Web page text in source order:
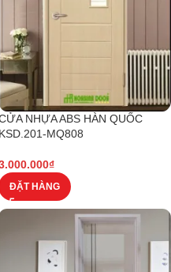
NHỰA ABS HÀN QUỐC
KSD.201-MQ808
₫
ĐẶT HÀNG